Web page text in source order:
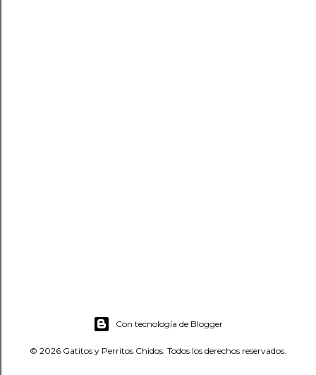
Con tecnología de Blogger
© 2026 Gatitos y Perritos Chidos. Todos los derechos reservados.